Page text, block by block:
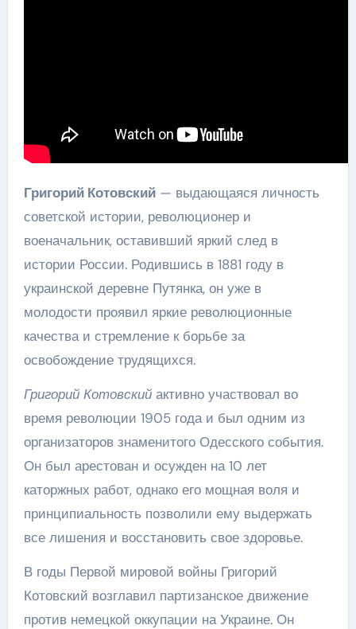
Григорий Котовский— выдающаяся личность
советской истории, революционер и
военачальник, оставивший яркий след в
истории России. Родившись в 1881 году в
украинской деревне Путянка, он уже в
молодости проявил яркие революционные
качества и стремление к борьбе за
освобождение трудящихся.
Григорий Котовскийактивно участвовал во
время революции 1905 года и был одним из
организаторов знаменитого Одесского события.
Он был арестован и осужден на 10 лет
каторжных работ, однако его мощная воля и
принципиальность позволили ему выдержать
все лишения и восстановить свое здоровье.
В годы Первой мировой войны Григорий
Котовский возглавил партизанское движение
против немецкой оккупации на Украине. Он